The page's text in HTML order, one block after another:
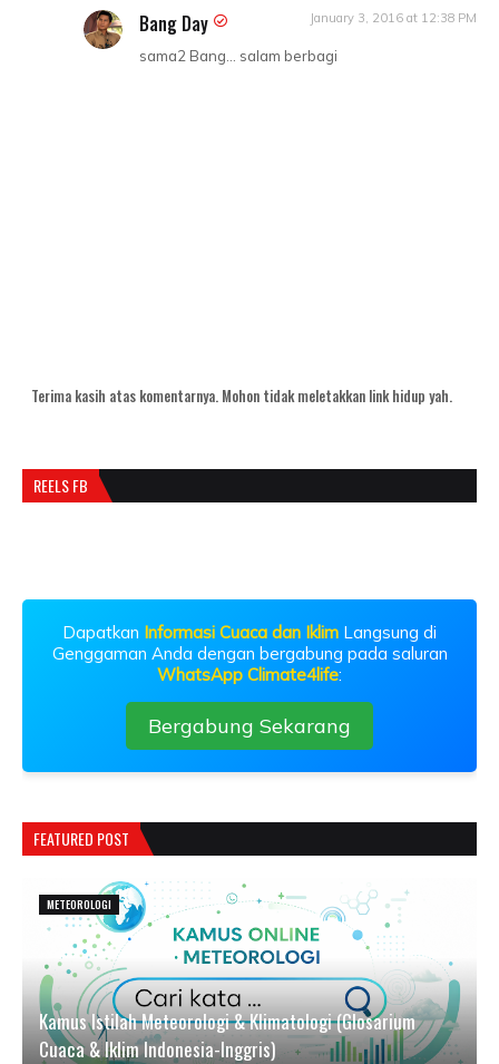
Bang Day January 3, 2016 at 12:38 PM
sama2 Bang... salam berbagi
Terima kasih atas komentarnya. Mohon tidak meletakkan link hidup yah.
REELS FB
Dapatkan Informasi Cuaca dan Iklim Langsung di
Genggaman Anda dengan bergabung pada saluran
WhatsApp Climate4life:
Bergabung Sekarang
FEATURED POST
METEOROLOGI
Kamus Istilah Meteorologi & Klimatologi (Glosarium
Cuaca & Iklim Indonesia-Inggris)